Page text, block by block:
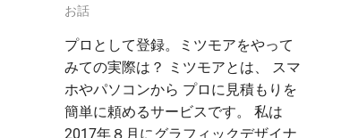
お話
プロとして登録。ミツモアをやって
みての実際は？ ミツモアとは、 スマ
ホやパソコンから プロに見積もりを
簡単に頼めるサービスです。 私は
2017年８月にグラフィックデザイナ